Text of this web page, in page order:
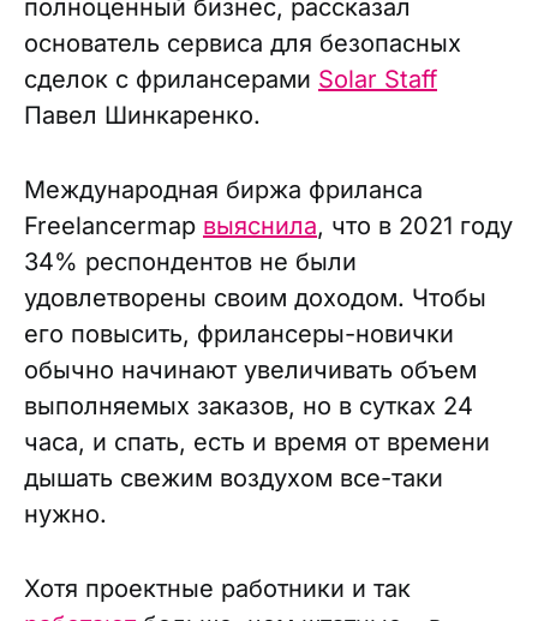
полноценный бизнес, рассказал
основатель сервиса для безопасных
сделок с фрилансерами Solar Staff
Павел Шинкаренко.
Международная биржа фриланса
Freelancermap выяснила, что в 2021 году
34% респондентов не были
удовлетворены своим доходом. Чтобы
его повысить, фрилансеры-новички
обычно начинают увеличивать объем
выполняемых заказов, но в сутках 24
часа, и спать, есть и время от времени
дышать свежим воздухом все-таки
нужно.
Хотя проектные работники и так